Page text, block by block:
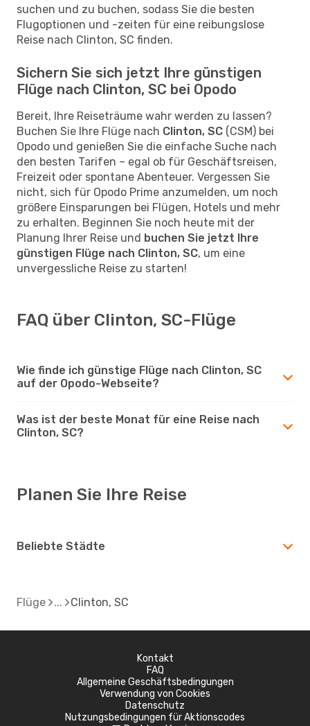
suchen und zu buchen, sodass Sie die besten
Flugoptionen und -zeiten für eine reibungslose
Reise nach Clinton, SC finden.
Sichern Sie sich jetzt Ihre günstigen
Flüge nach Clinton, SC bei Opodo
Bereit, Ihre Reiseträume wahr werden zu lassen?
Buchen Sie Ihre Flüge nach Clinton, SC (CSM) bei
Opodo und genießen Sie die einfache Suche nach
den besten Tarifen – egal ob für Geschäftsreisen,
Freizeit oder spontane Abenteuer. Vergessen Sie
nicht, sich für Opodo Prime anzumelden, um noch
größere Einsparungen bei Flügen, Hotels und mehr
zu erhalten. Beginnen Sie noch heute mit der
Planung Ihrer Reise und buchen Sie jetzt Ihre
günstigen Flüge nach Clinton, SC, um eine
unvergessliche Reise zu starten!
FAQ über Clinton, SC-Flüge
Wie finde ich günstige Flüge nach Clinton, SC
auf der Opodo-Webseite?
Was ist der beste Monat für eine Reise nach
Clinton, SC?
Planen Sie Ihre Reise
Beliebte Städte
Flüge Clinton, SC
Kontakt
FAQ
Allgemeine Geschäftsbedingungen
Verwendung von Cookies
Datenschutz
Nutzungsbedingungen für Aktionscodes